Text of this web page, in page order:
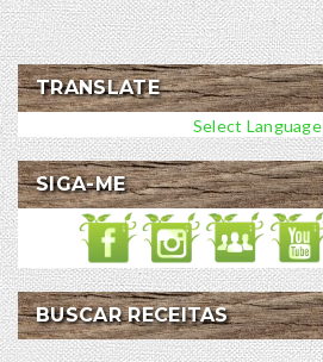
TRANSLATE
Select Language
SIGA-ME
BUSCAR RECEITAS